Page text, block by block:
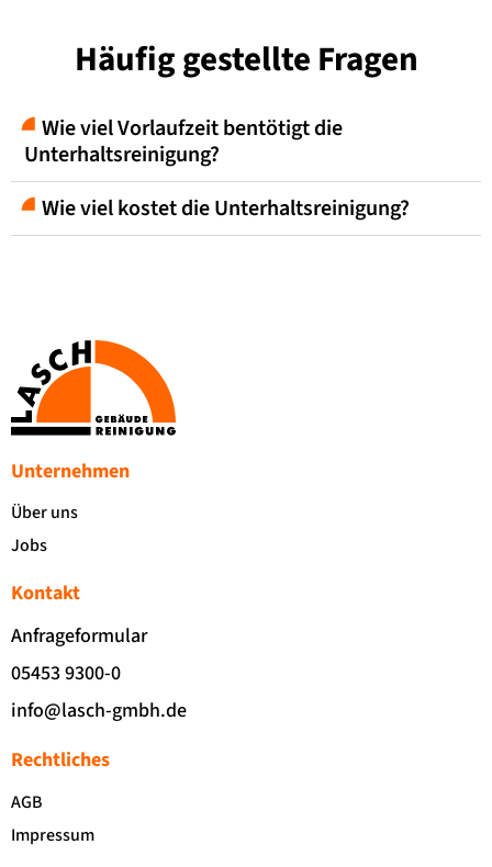
Häufig gestellte Fragen
Wie viel Vorlaufzeit bentötigt die
Unterhaltsreinigung?
Wie viel kostet die Unterhaltsreinigung?
Unternehmen
Über uns
Jobs
Kontakt
Anfrageformular
05453 9300-0
info@lasch-gmbh.de
Rechtliches
AGB
Impressum